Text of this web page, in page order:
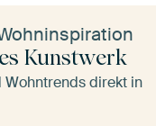
Kunstwerk
direkt in